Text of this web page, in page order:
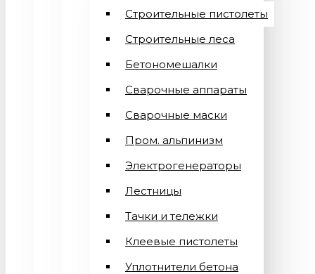
Строительные пистолеты
Строительные леса
Бетономешалки
Сварочные аппараты
Cварочные маски
Пром. альпинизм
Электрогенераторы
Лестницы
Тачки и тележки
Клеевые пистолеты
Уплотнители бетона